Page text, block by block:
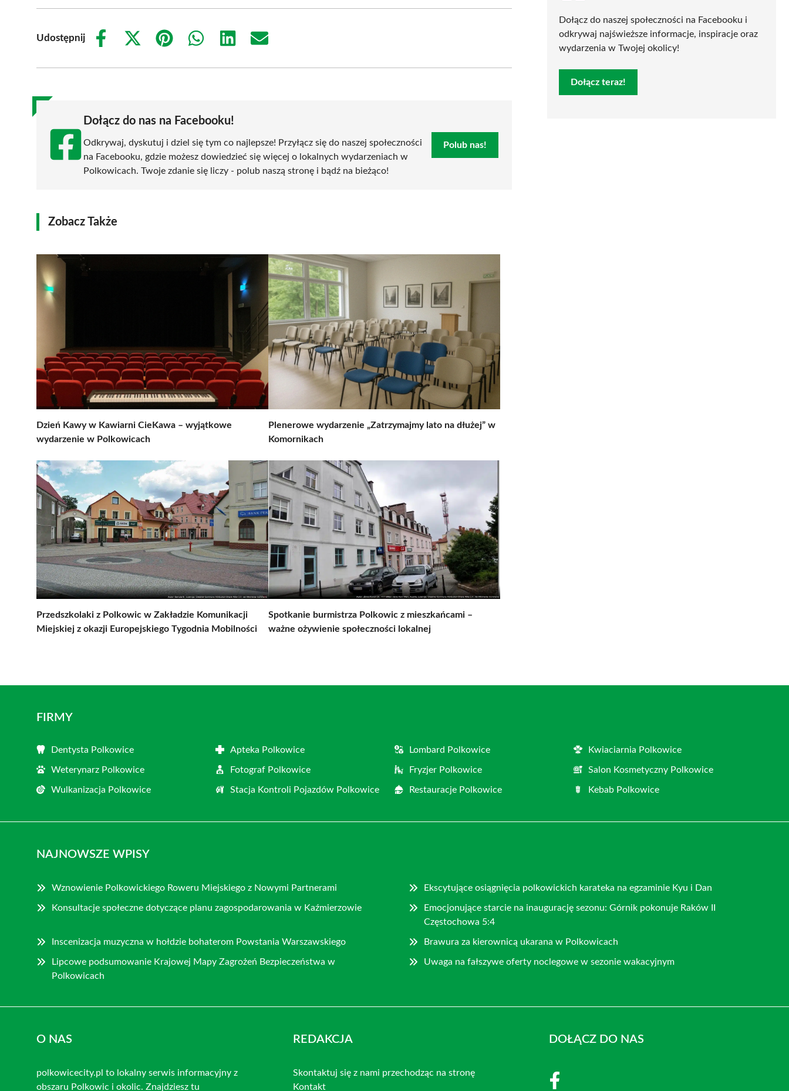
Udostępnij
Share
Share
(Twitter)
Share
Share
Share
Share
Dołącz do nas na Facebooku!
Odkrywaj, dyskutuj i dziel się tym co najlepsze! Przyłącz się do naszej społeczności
na Facebooku, gdzie możesz dowiedzieć się więcej o lokalnych wydarzeniach w
Polkowicach. Twoje zdanie się liczy - polub naszą stronę i bądź na bieżąco!
Polub nas!
Zobacz Także
Dzień Kawy w Kawiarni CieKawa – wyjątkowe
wydarzenie w Polkowicach
Plenerowe wydarzenie „Zatrzymajmy lato na dłużej” w
Komornikach
Przedszkolaki z Polkowic w Zakładzie Komunikacji
Miejskiej z okazji Europejskiego Tygodnia Mobilności
Spotkanie burmistrza Polkowic z mieszkańcami –
ważne ożywienie społeczności lokalnej
Dołącz do naszej społeczności na Facebooku i
odkrywaj najświeższe informacje, inspiracje oraz
wydarzenia w Twojej okolicy!
Dołącz teraz!
FIRMY
Dentysta Polkowice Apteka Polkowice Lombard Polkowice Kwiaciarnia Polkowice
Weterynarz Polkowice Fotograf Polkowice Fryzjer Polkowice Salon Kosmetyczny Polkowice
Wulkanizacja Polkowice Stacja Kontroli Pojazdów Polkowice Restauracje Polkowice Kebab Polkowice
NAJNOWSZE WPISY
Wznowienie Polkowickiego Roweru Miejskiego z Nowymi Partnerami Ekscytujące osiągnięcia polkowickich karateka na egzaminie Kyu i Dan
Konsultacje społeczne dotyczące planu zagospodarowania w Kaźmierzowie
Emocjonujące starcie na inaugurację sezonu: Górnik pokonuje Raków II
Częstochowa 5:4
Inscenizacja muzyczna w hołdzie bohaterom Powstania Warszawskiego Brawura za kierownicą ukarana w Polkowicach
Lipcowe podsumowanie Krajowej Mapy Zagrożeń Bezpieczeństwa w
Polkowicach
Uwaga na fałszywe oferty noclegowe w sezonie wakacyjnym
O NAS
polkowicecity.pl to lokalny serwis informacyjny z
obszaru Polkowic i okolic. Znajdziesz tu
REDAKCJA
Skontaktuj się z nami przechodząc na stronę
Kontakt
DOŁĄCZ DO NAS